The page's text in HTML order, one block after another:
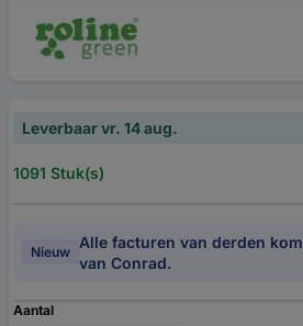
Leverbaar vr. 14 aug.
1091 Stuk(s)
Nieuw
Alle facturen van derden
van Conrad.
Aantal